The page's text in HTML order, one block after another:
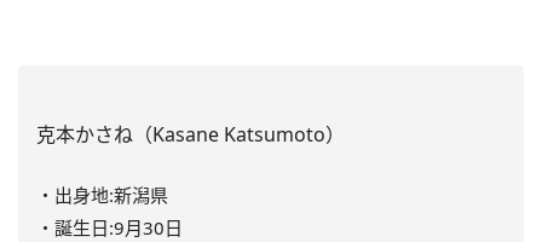
克本かさね（Kasane Katsumoto）
・出身地:新潟県
・誕生日:9月30日